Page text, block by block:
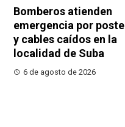
Bomberos atienden
emergencia por poste
y cables caídos en la
localidad de Suba
6 de agosto de 2026